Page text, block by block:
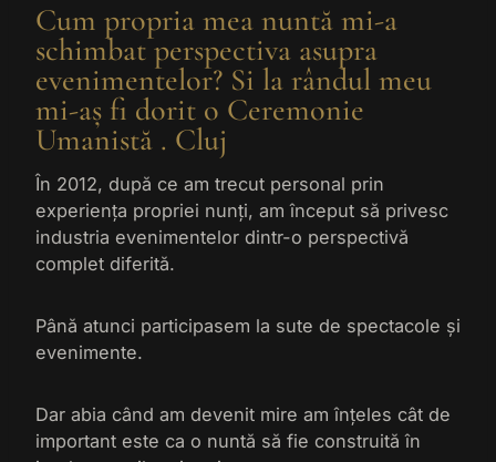
Cum propria mea nuntă mi-a
schimbat perspectiva asupra
evenimentelor? Si la rândul meu
mi-aș fi dorit o Ceremonie
Umanistă . Cluj
În 2012, după ce am trecut personal prin
experiența propriei nunți, am început să privesc
industria evenimentelor dintr-o perspectivă
complet diferită.
Până atunci participasem la sute de spectacole și
evenimente.
Dar abia când am devenit mire am înțeles cât de
important este ca o nuntă să fie construită în